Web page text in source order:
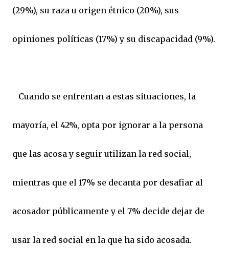
(29%), su raza u origen étnico (20%), sus
opiniones políticas (17%) y su discapacidad (9%).
Cuando se enfrentan a estas situaciones, la
mayoría, el 42%, opta por ignorar a la persona
que las acosa y seguir utilizan la red social,
mientras que el 17% se decanta por desafiar al
acosador públicamente y el 7% decide dejar de
usar la red social en la que ha sido acosada.